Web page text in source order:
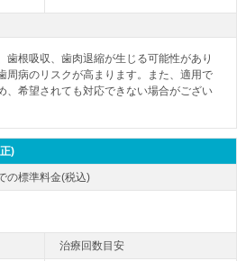
歯根吸収、歯肉退縮が生じる可能性があり
周病のリスクが高まります。また、適用で
、希望されても対応できない場合がござい
)